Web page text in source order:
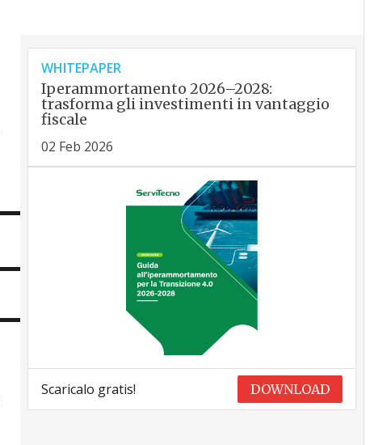
WHITEPAPER
Iperammortamento 2026–2028:
trasforma gli investimenti in vantaggio
fiscale
02 Feb 2026
Scaricalo gratis! DOWNLOAD